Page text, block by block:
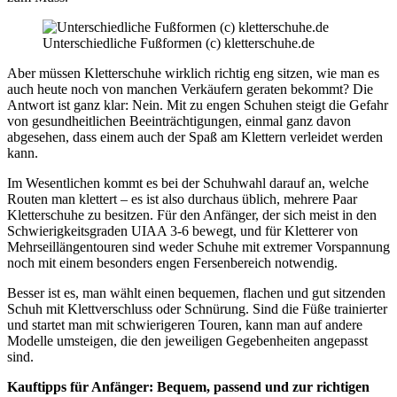
Unterschiedliche Fußformen (c) kletterschuhe.de
Aber müssen Kletterschuhe wirklich richtig eng sitzen, wie man es
auch heute noch von manchen Verkäufern geraten bekommt? Die
Antwort ist ganz klar: Nein. Mit zu engen Schuhen steigt die Gefahr
von gesundheitlichen Beeinträchtigungen, einmal ganz davon
abgesehen, dass einem auch der Spaß am Klettern verleidet werden
kann.
Im Wesentlichen kommt es bei der Schuhwahl darauf an, welche
Routen man klettert – es ist also durchaus üblich, mehrere Paar
Kletterschuhe zu besitzen. Für den Anfänger, der sich meist in den
Schwierigkeitsgraden UIAA 3-6 bewegt, und für Kletterer von
Mehrseillängentouren sind weder Schuhe mit extremer Vorspannung
noch mit einem besonders engen Fersenbereich notwendig.
Besser ist es, man wählt einen bequemen, flachen und gut sitzenden
Schuh mit Klettverschluss oder Schnürung. Sind die Füße trainierter
und startet man mit schwierigeren Touren, kann man auf andere
Modelle umsteigen, die den jeweiligen Gegebenheiten angepasst
sind.
Kauftipps für Anfänger: Bequem, passend und zur richtigen